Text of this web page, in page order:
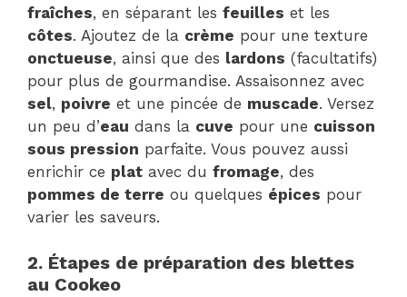
fraîches, en séparant les feuilles et les
côtes. Ajoutez de la crème pour une texture
onctueuse, ainsi que des lardons (facultatifs)
pour plus de gourmandise. Assaisonnez avec
sel, poivre et une pincée de muscade. Versez
un peu d’eau dans la cuve pour une cuisson
sous pression parfaite. Vous pouvez aussi
enrichir ce plat avec du fromage, des
pommes de terre ou quelques épices pour
varier les saveurs.
2. Étapes de préparation des blettes
au Cookeo